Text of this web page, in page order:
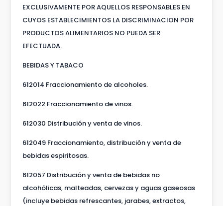
EXCLUSIVAMENTE POR AQUELLOS RESPONSABLES EN
CUYOS ESTABLECIMIENTOS LA DISCRIMINACION POR
PRODUCTOS ALIMENTARIOS NO PUEDA SER
EFECTUADA.
BEBIDAS Y TABACO
612014 Fraccionamiento de alcoholes.
612022 Fraccionamiento de vinos.
612030 Distribución y venta de vinos.
612049 Fraccionamiento, distribución y venta de
bebidas espiritosas.
612057 Distribución y venta de bebidas no
alcohólicas, malteadas, cervezas y aguas gaseosas
(incluye bebidas refrescantes, jarabes, extractos,